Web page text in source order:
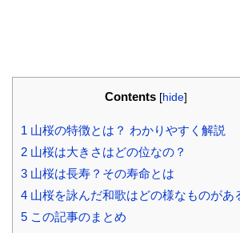
Contents [hide]
1 山桜の特徴とは？ わかりやすく解説
2 山桜は大きさはどの位なの？
3 山桜は長寿？その寿命とは
4 山桜を詠んだ和歌はどの様なものがあ
5 この記事のまとめ